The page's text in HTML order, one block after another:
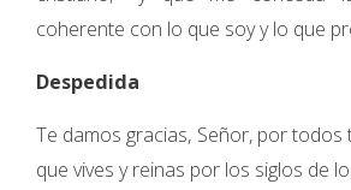
coherente con lo que soy y lo que
Despedida
Te damos gracias, Señor, por todos
que vives y reinas por los siglos de